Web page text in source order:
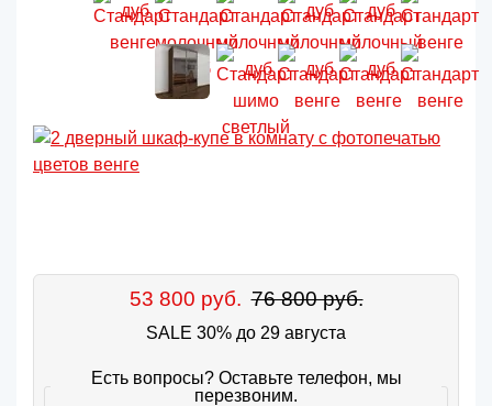
53 800 руб. 76 800 руб.
SALE 30% до 29 августа
Есть вопросы? Оставьте телефон, мы
перезвоним.